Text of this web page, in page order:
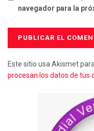
navegador para la
Este sitio usa Akismet
procesan los datos de tus